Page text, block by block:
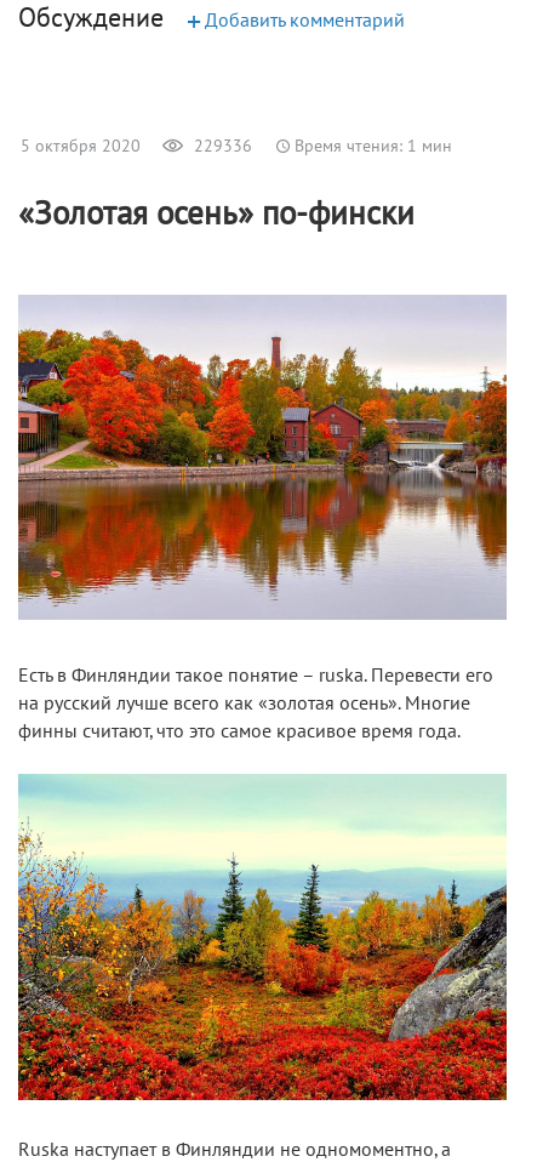
Обсуждение +Добавить комментарий
5 октября 2020 229336 Время чтения: 1 мин
«Золотая осень» по-фински
Есть в Финляндии такое понятие – ruska. Перевести его
на русский лучше всего как «золотая осень». Многие
финны считают, что это самое красивое время года.
Ruska наступает в Финляндии не одномоментно, а